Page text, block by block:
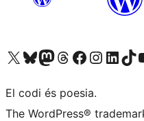
Visiteu el nostre compte X (abans Twitter)
Visiteu el nostre compte de Bluesky
Visiteu el nostre compte al Mastodon
Visiteu el nostre compte de Threads
Visiteu la nostra pàgina al
Visiteu el nostre
Visiteu el nostre
Visiteu el
El codi és poesia.
The WordPress®